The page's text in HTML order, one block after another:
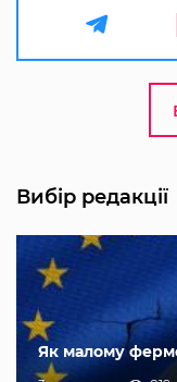
Вибір редакції
Як малому